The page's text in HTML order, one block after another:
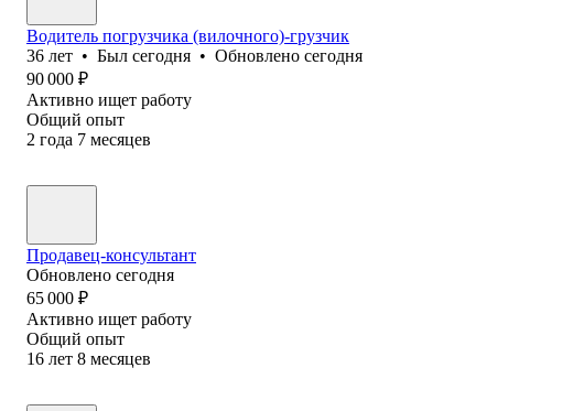
Водитель погрузчика (вилочного)-грузчик
36 лет • Был сегодня • Обновлено сегодня
90 000 ₽
Активно ищет работу
Общий опыт
2 года 7 месяцев
Продавец-консультант
Обновлено сегодня
65 000 ₽
Активно ищет работу
Общий опыт
16 лет 8 месяцев